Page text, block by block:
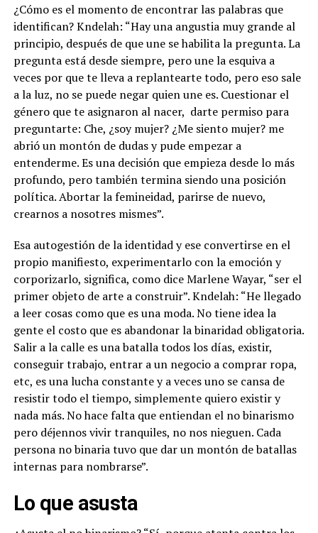
¿Cómo es el momento de encontrar las palabras que
identifican? Kndelah: “Hay una angustia muy grande al
principio, después de que une se habilita la pregunta. La
pregunta está desde siempre, pero une la esquiva a
veces por que te lleva a replantearte todo, pero eso sale
a la luz, no se puede negar quien une es. Cuestionar el
género que te asignaron al nacer, darte permiso para
preguntarte: Che, ¿soy mujer? ¿Me siento mujer? me
abrió un montón de dudas y pude empezar a
entenderme. Es una decisión que empieza desde lo más
profundo, pero también termina siendo una posición
política. Abortar la femineidad, parirse de nuevo,
crearnos a nosotres mismes”.
Esa autogestión de la identidad y ese convertirse en el
propio manifiesto, experimentarlo con la emoción y
corporizarlo, significa, como dice Marlene Wayar, “ser el
primer objeto de arte a construir”. Kndelah: “He llegado
a leer cosas como que es una moda. No tiene idea la
gente el costo que es abandonar la binaridad obligatoria.
Salir a la calle es una batalla todos los días, existir,
conseguir trabajo, entrar a un negocio a comprar ropa,
etc, es una lucha constante y a veces uno se cansa de
resistir todo el tiempo, simplemente quiero existir y
nada más. No hace falta que entiendan el no binarismo
pero déjennos vivir tranquiles, no nos nieguen. Cada
persona no binaria tuvo que dar un montón de batallas
internas para nombrarse”.
Lo que asusta